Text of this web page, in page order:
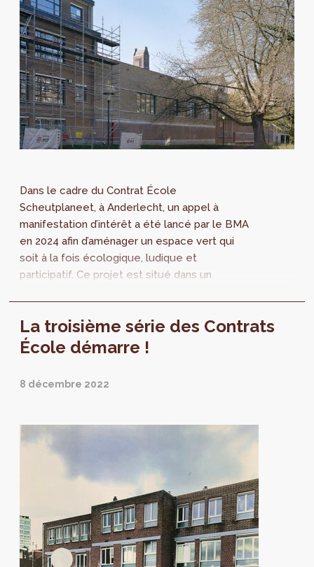
Dans le cadre du Contrat École
Scheutplaneet, à Anderlecht, un appel à
manifestation d’intérêt a été lancé par le BMA
en 2024 afin d’aménager un espace vert qui
soit à la fois écologique, ludique et
participatif. Ce projet est situé dans un
La troisième série des Contrats
École démarre !
8 décembre 2022